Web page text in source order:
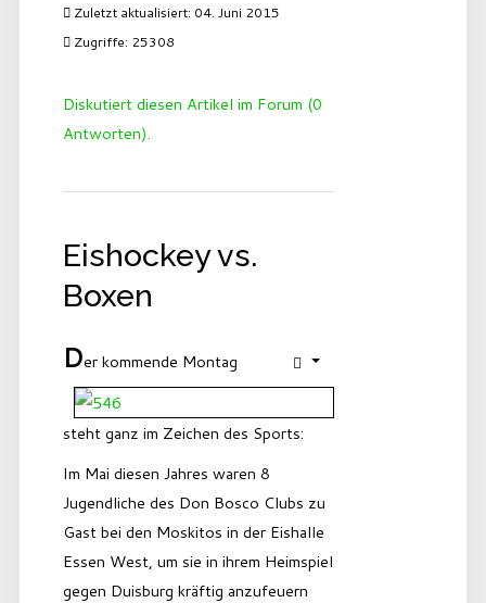
Zuletzt aktualisiert: 04. Juni 2015
Zugriffe: 25308
Diskutiert diesen Artikel im Forum (0
Antworten).
Eishockey vs.
Boxen
Der kommende Montag
steht ganz im Zeichen des Sports:
Im Mai diesen Jahres waren 8
Jugendliche des Don Bosco Clubs zu
Gast bei den Moskitos in der Eishalle
Essen West, um sie in ihrem Heimspiel
gegen Duisburg kräftig anzufeuern